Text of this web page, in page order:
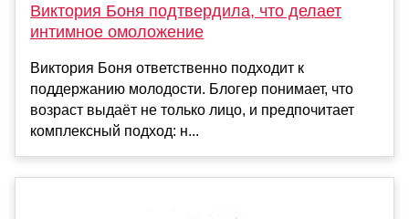
Виктория Боня подтвердила, что делает
интимное омоложение
Виктория Боня ответственно подходит к
поддержанию молодости. Блогер понимает, что
возраст выдаёт не только лицо, и предпочитает
комплексный подход: н...